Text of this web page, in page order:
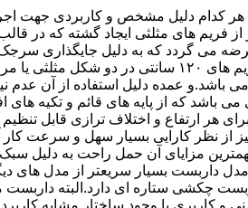
هر کدام دلیل مشخص و کاربردی جهت
از فریم های مثلثی ایجاد گشته که در
تولید و عرضه می گردد که به دلیل
همچنین این نوع داربست از فریم های
باشد.و عمده دلیل استفاده از آن
که از پایه های قائم و تکیه های
هر ارتفاع و اختلاف ترازی قابل
از نظر کارایی بسیار سهل و سرعت کار
مزایای آن حمل راحت به دلیل سبک
مدل داربست بسیار سریعتر از مدل
چکشی ستاره ای دارد.البته